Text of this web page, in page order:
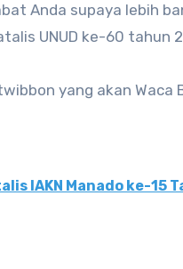
Anda supaya lebih
UNUD ke-60 tahun
yang akan
IAKN Manado ke-15